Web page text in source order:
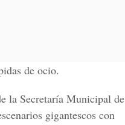
de ocio.
la Secretaría Municipal de
gigantescos con